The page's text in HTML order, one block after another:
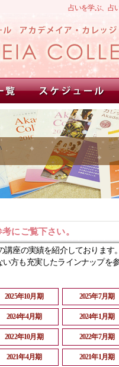
占いを学ぶ、占
にご覧下さい。
座の実績を紹介しております。
方も充実したラインナップを
2025年10月期 2025年7月期
2024年4月期 2024年1月期
2022年10月期 2022年7月期
2021年4月期 2021年1月期